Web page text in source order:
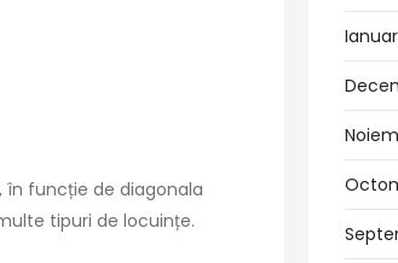
funcție de diagonala
tipuri de locuințe.